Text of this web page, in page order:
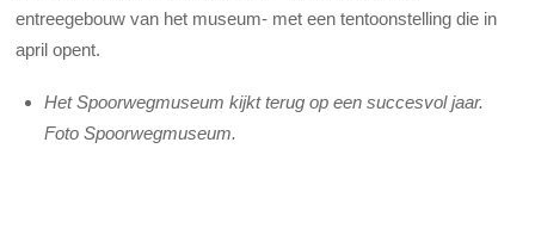
entreegebouw van het museum- met een tentoonstelling die in
april opent.
Het Spoorwegmuseum kijkt terug op een succesvol jaar.
Foto Spoorwegmuseum.